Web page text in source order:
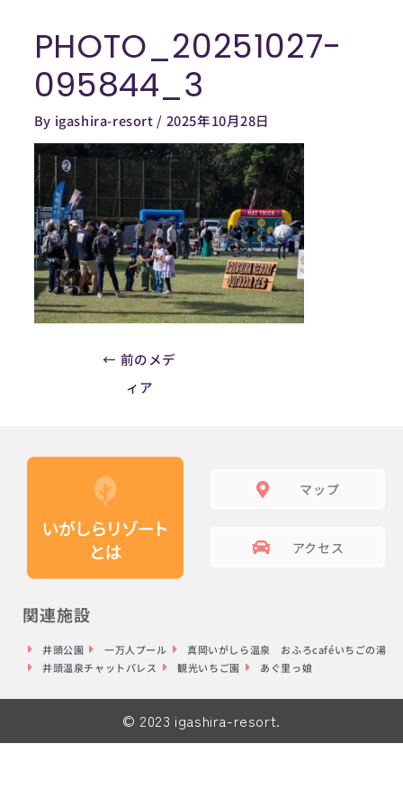
PHOTO_20251027-
095844_3
By igashira-resort / 2025年10月28日
Post
navigation
← 前のメデ
ィア
マップ
アクセス
関連施設
井頭公園 一万人プール
真岡いがしら温泉 おふろcaféいちごの湯
井頭温泉チャットパレス
観光いちご園 あぐ里っ娘
© 2023 igashira-resort.